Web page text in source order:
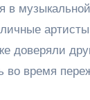
в
доверяли
во время